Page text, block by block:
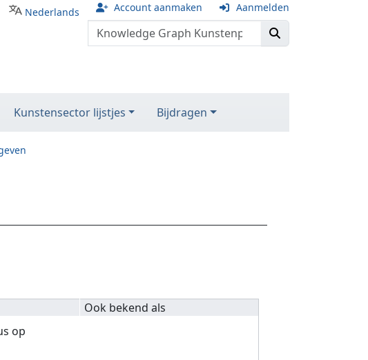
Nederlands Account aanmaken Aanmelden
Kunstensector lijstjes Bijdragen
Ook bekend als
op